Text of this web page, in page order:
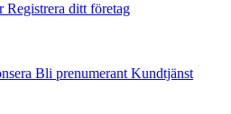
Registrera ditt företag
Bli prenumerant Kundtjänst